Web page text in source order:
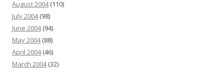
August 2004(110)
July 2004(98)
June 2004(94)
May 2004(88)
April 2004(46)
March 2004(32)